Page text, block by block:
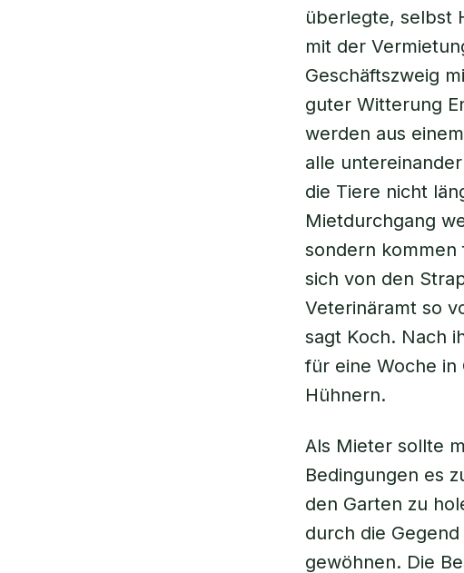
überlegte, selbst
mit der
Geschäftszweig
guter Witterung
werden aus
alle
die Tiere nicht
Mietdurchgang
sondern kommen
sich von den
Veterinäramt so
sagt Koch. Nach
für eine Woche in
Hühnern.
Als Mieter sollte
Bedingungen es
den Garten zu
durch die
gewöhnen. Die